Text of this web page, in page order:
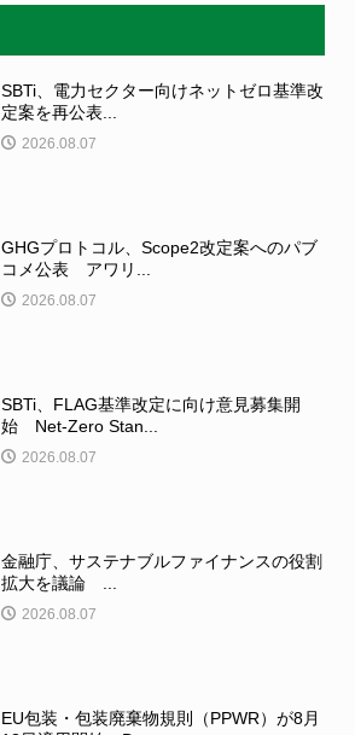
SBTi、電力セクター向けネットゼロ基準改
定案を再公表...
2026.08.07
GHGプロトコル、Scope2改定案へのパブ
コメ公表 アワリ...
2026.08.07
SBTi、FLAG基準改定に向け意見募集開
始 Net-Zero Stan...
2026.08.07
金融庁、サステナブルファイナンスの役割
拡大を議論 ...
2026.08.07
EU包装・包装廃棄物規則（PPWR）が8月